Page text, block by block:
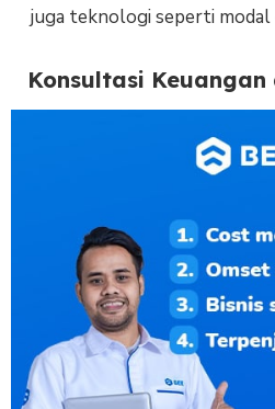
juga teknologi seperti modal
Konsultasi